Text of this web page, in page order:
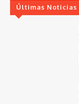
Últimas Noticias